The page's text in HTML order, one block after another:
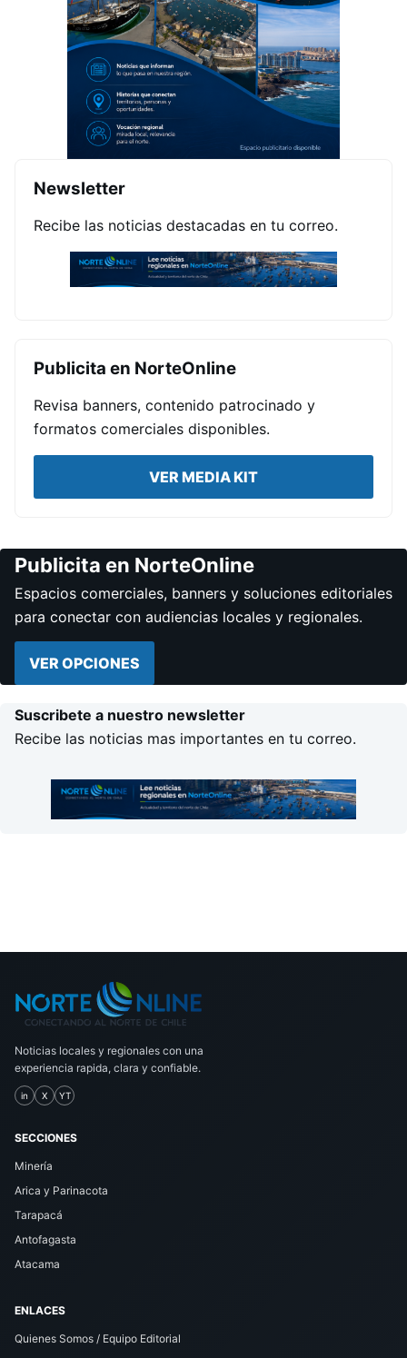
Newsletter
Recibe las noticias destacadas en tu correo.
Publicita en NorteOnline
Revisa banners, contenido patrocinado y
formatos comerciales disponibles.
VER MEDIA KIT
Publicita en NorteOnline
Espacios comerciales, banners y soluciones editoriales
para conectar con audiencias locales y regionales.
VER OPCIONES
Suscribete a nuestro newsletter
Recibe las noticias mas importantes en tu correo.
Noticias locales y regionales con una
experiencia rapida, clara y confiable.
in X YT
SECCIONES
Minería
Arica y Parinacota
Tarapacá
Antofagasta
Atacama
ENLACES
Quienes Somos / Equipo Editorial